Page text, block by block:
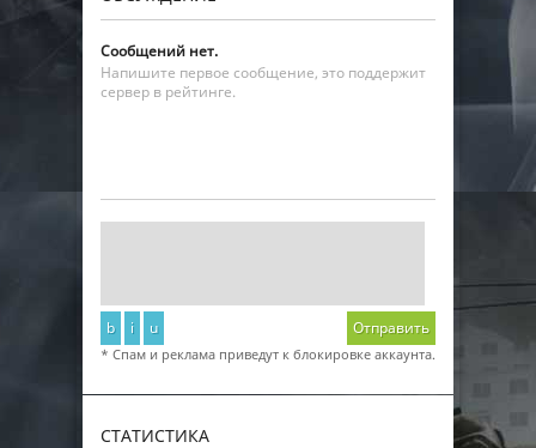
Сообщений нет.
Напишите первое сообщение, это поддержит
сервер в рейтинге.
b i u Отправить
* Спам и реклама приведут к блокировке аккаунта.
СТАТИСТИКА